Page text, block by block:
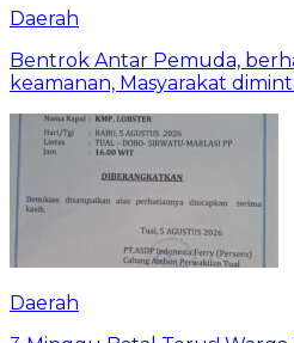
Daerah
Bentrok Antar Pemuda,
keamanan, Masyarakat
Daerah